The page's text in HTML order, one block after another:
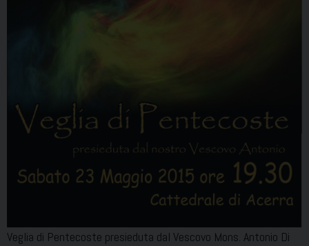
Veglia di Pentecoste presieduta dal Vescovo Mons. Antonio Di